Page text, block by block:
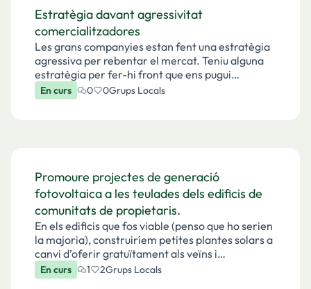
Estratègia davant agressivitat
comercialitzadores
Les grans companyies estan fent una estratègia
agressiva per rebentar el mercat. Teniu alguna
estratègia per fer-hi front que ens pugui
tranquil·litzar als socis que vivim en blocs de pisos
al centre?
En curs 0 0Grups Locals
Promoure projectes de generació
fotovoltaica a les teulades dels edificis de
comunitats de propietaris.
En els edificis que fos viable (penso que ho serien
la majoria), construiríem petites plantes solars a
canvi d’oferir gratuïtament als veïns i
veïnes l’electricitat que gasta la comunitat (llum
de l’escala, de l’ascensor,...) i, una part de…
En curs 1 2Grups Locals